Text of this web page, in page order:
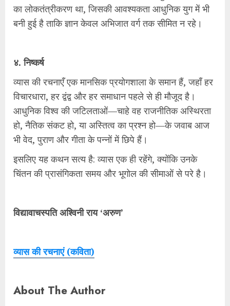
का लोकतंत्रीकरण था, जिसकी आवश्यकता आधुनिक युग में भी
बनी हुई है ताकि ज्ञान केवल अभिजात वर्ग तक सीमित न रहे।
४. निष्कर्ष
व्यास की रचनाएँ एक मानसिक प्रयोगशाला के समान हैं, जहाँ हर
विचारधारा, हर द्वंद्व और हर समाधान पहले से ही मौजूद है।
आधुनिक विश्व की जटिलताओं—चाहे वह राजनीतिक अस्थिरता
हो, नैतिक संकट हो, या अस्तित्व का प्रश्न हो—के जवाब आज
भी वेद, पुराण और गीता के पन्नों में छिपे हैं।
इसलिए यह कथन सत्य है: व्यास एक ही रहेंगे, क्योंकि उनके
चिंतन की प्रासंगिकता समय और भूगोल की सीमाओं से परे है।
विद्यावाचस्पति अश्विनी राय ‘अरुण’
व्यास की रचनाएं (कविता)
About The Author